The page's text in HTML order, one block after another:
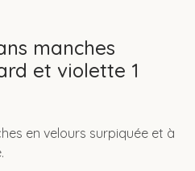
manches
et violette 1
en velours surpiquée et à